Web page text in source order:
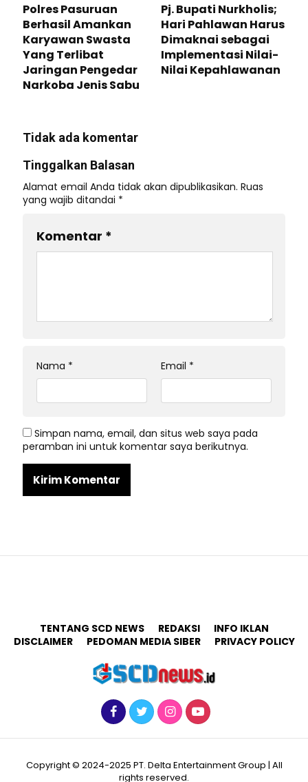
Polres Pasuruan
Berhasil Amankan
Karyawan Swasta
Yang Terlibat
Jaringan Pengedar
Narkoba Jenis Sabu
Pj. Bupati Nurkholis;
Hari Pahlawan Harus
Dimaknai sebagai
Implementasi Nilai-
Nilai Kepahlawanan
Tidak ada komentar
Tinggalkan Balasan
Alamat email Anda tidak akan dipublikasikan. Ruas
yang wajib ditandai *
Komentar *
Nama * Email *
Simpan nama, email, dan situs web saya pada
peramban ini untuk komentar saya berikutnya.
TENTANG SCD NEWS REDAKSI
INFO IKLAN
DISCLAIMER
PEDOMAN MEDIA SIBER PRIVACY POLICY
Copyright © 2024-2025 PT. Delta Entertainment Group | All
rights reserved.